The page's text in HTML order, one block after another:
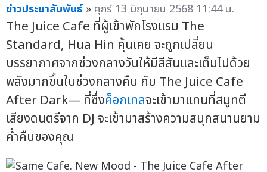
ข่าวประชาสัมพันธ์ » ศุกร์ 13 มิถุนายน 2568 11:44 น.
The Juice Cafe ที่ผู้เข้าพักโรงแรม The
Standard, Hua Hin คุ้นเคย จะถูกเปลี่ยน
บรรยากาศจากช่วงกลางวันให้มีสีสันและเต็มไปด้วย
พลังมากขึ้นในช่วงกลางคืน กับ The Juice Cafe
After Dark— ที่ซึ่งค็อกเทลจะเข้ามาแทนที่สมูทตี
เสียงดนตรีจาก DJ จะเข้ามาสร้างความสนุกสนานยาม
ค่ำคืนของคุณ